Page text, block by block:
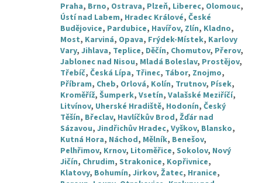
Praha, Brno, Ostrava, Plzeň, Liberec, Olomouc,
Ústí nad Labem, Hradec Králové, České
Budějovice, Pardubice, Havířov, Zlín, Kladno,
Most, Karviná, Opava, Frýdek-Místek, Karlovy
Vary, Jihlava, Teplice, Děčín, Chomutov, Přerov,
Jablonec nad Nisou, Mladá Boleslav, Prostějov,
Třebíč, Česká Lípa, Třinec, Tábor, Znojmo,
Příbram, Cheb, Orlová, Kolín, Trutnov, Písek,
Kroměříž, Šumperk, Vsetín, Valašské Meziříčí,
Litvínov, Uherské Hradiště, Hodonín, Český
Těšín, Břeclav, Havlíčkův Brod, Žďár nad
Sázavou, Jindřichův Hradec, Vyškov, Blansko,
Kutná Hora, Náchod, Mělník, Benešov,
Pelhřimov, Krnov, Litoměřice, Sokolov, Nový
Jičín, Chrudim, Strakonice, Kopřivnice,
Klatovy, Bohumín, Jirkov, Žatec, Hranice,